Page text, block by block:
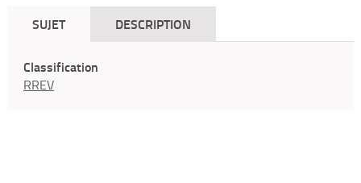
SUJET DESCRIPTION
Classification
RREV